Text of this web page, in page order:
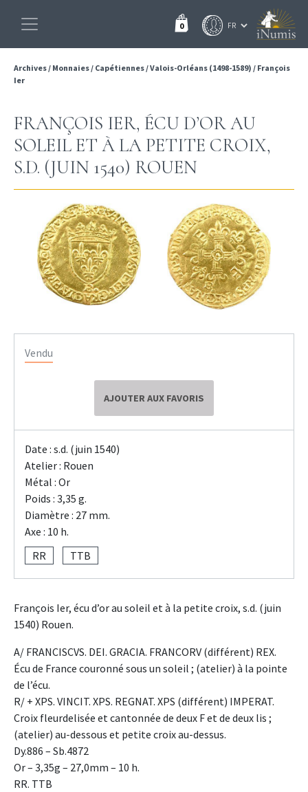
0
Archives/ Monnaies/ Capétiennes/Valois-Orléans (1498-1589) / François
Ier
FRANÇOIS IER, ÉCU D’OR AU
SOLEIL ET À LA PETITE CROIX,
S.D. (JUIN 1540) ROUEN
Vendu
AJOUTER AUX FAVORIS
Date : s.d. (juin 1540)
Atelier : Rouen
Métal : Or
Poids : 3,35 g.
Diamètre : 27 mm.
Axe : 10 h.
RR
TTB
François Ier, écu d’or au soleil et à la petite croix, s.d. (juin
1540) Rouen.
A/ FRANCISCVS. DEI. GRACIA. FRANCORV (différent) REX.
Écu de France couronné sous un soleil ; (atelier) à la pointe
de l’écu.
R/ + XPS. VINCIT. XPS. REGNAT. XPS (différent) IMPERAT.
Croix fleurdelisée et cantonnée de deux F et de deux lis ;
(atelier) au-dessous et petite croix au-dessus.
Dy.886 – Sb.4872
Or – 3,35g – 27,0mm – 10 h.
RR. TTB